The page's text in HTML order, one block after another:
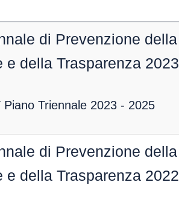
di Prevenzione della
e della Trasparenza
Piano Triennale 2023 - 2025
di Prevenzione della
e della Trasparenza